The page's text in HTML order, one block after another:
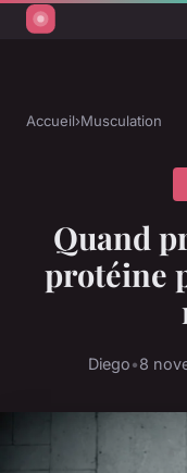
Accueil›Musculation
Quand
protéine
Diego•8